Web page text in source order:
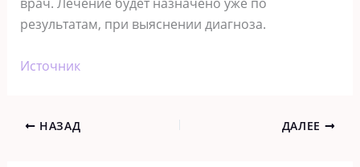
результатам, при выяснении диагноза.
Источник
НАЗАД ДАЛЕЕ